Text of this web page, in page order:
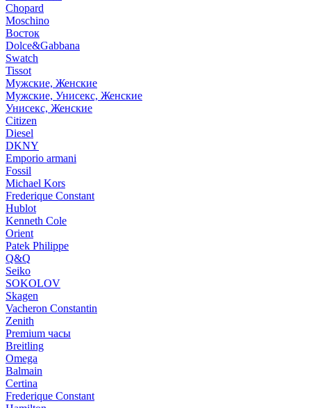
Chopard
Moschino
Восток
Dolce&Gabbana
Swatch
Tissot
Мужские, Женские
Мужские, Унисекс, Женские
Унисекс, Женские
Citizen
Diesel
DKNY
Emporio armani
Fossil
Michael Kors
Frederique Constant
Hublot
Kenneth Cole
Orient
Patek Philippe
Q&Q
Seiko
SOKOLOV
Skagen
Vacheron Constantin
Zenith
Premium часы
Breitling
Omega
Balmain
Certina
Frederique Constant